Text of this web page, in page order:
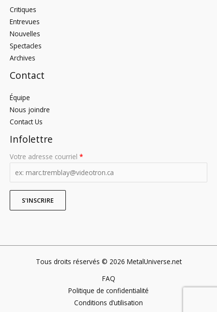
Critiques
Entrevues
Nouvelles
Spectacles
Archives
Contact
Équipe
Nous joindre
Contact Us
Infolettre
Votre adresse courriel *
Tous droits réservés © 2026 MetalUniverse.net
FAQ
Politique de confidentialité
Conditions d’utilisation